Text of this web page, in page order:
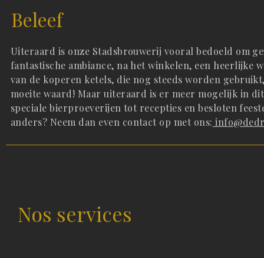
Beleef
Uiteraard is onze Stadsbrouwerij vooral bedoeld om
fantastische ambiance, na het winkelen, een heerlijke
van de koperen ketels, die nog steeds worden
moeite waard! Maar uiteraard is er meer mogelijk in
speciale bierproeverijen tot recepties en besloten
anders? Neem dan even contact op met ons:
Nos services